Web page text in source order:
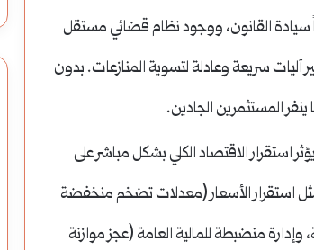
سيادة القانون، ووجود نظام قضائي مستقل
آليات سريعة وعادلة لتسوية المنازعات. بدون
المستثمرين الجادين.
يؤثر استقرار الاقتصاد الكلي بشكل مباشر على
مثل استقرار الأسعار (معدلات تضخم منخفضة
منضبطة للمالية العامة (عجز موازنة
وكيف
تحسبه
بدقة؟